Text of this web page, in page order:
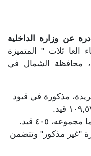
عن وزارة الداخلية
العا ئلات " المتميزة
محافظة الشمال في
وفريدة، مذكورة في قيود
"غير مذكور" وتتضمن